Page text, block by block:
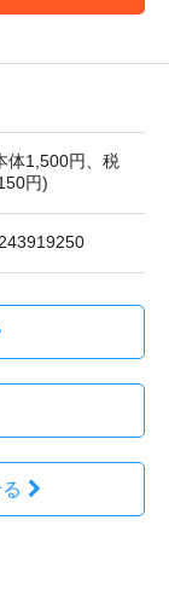
体1,500円、税
円)